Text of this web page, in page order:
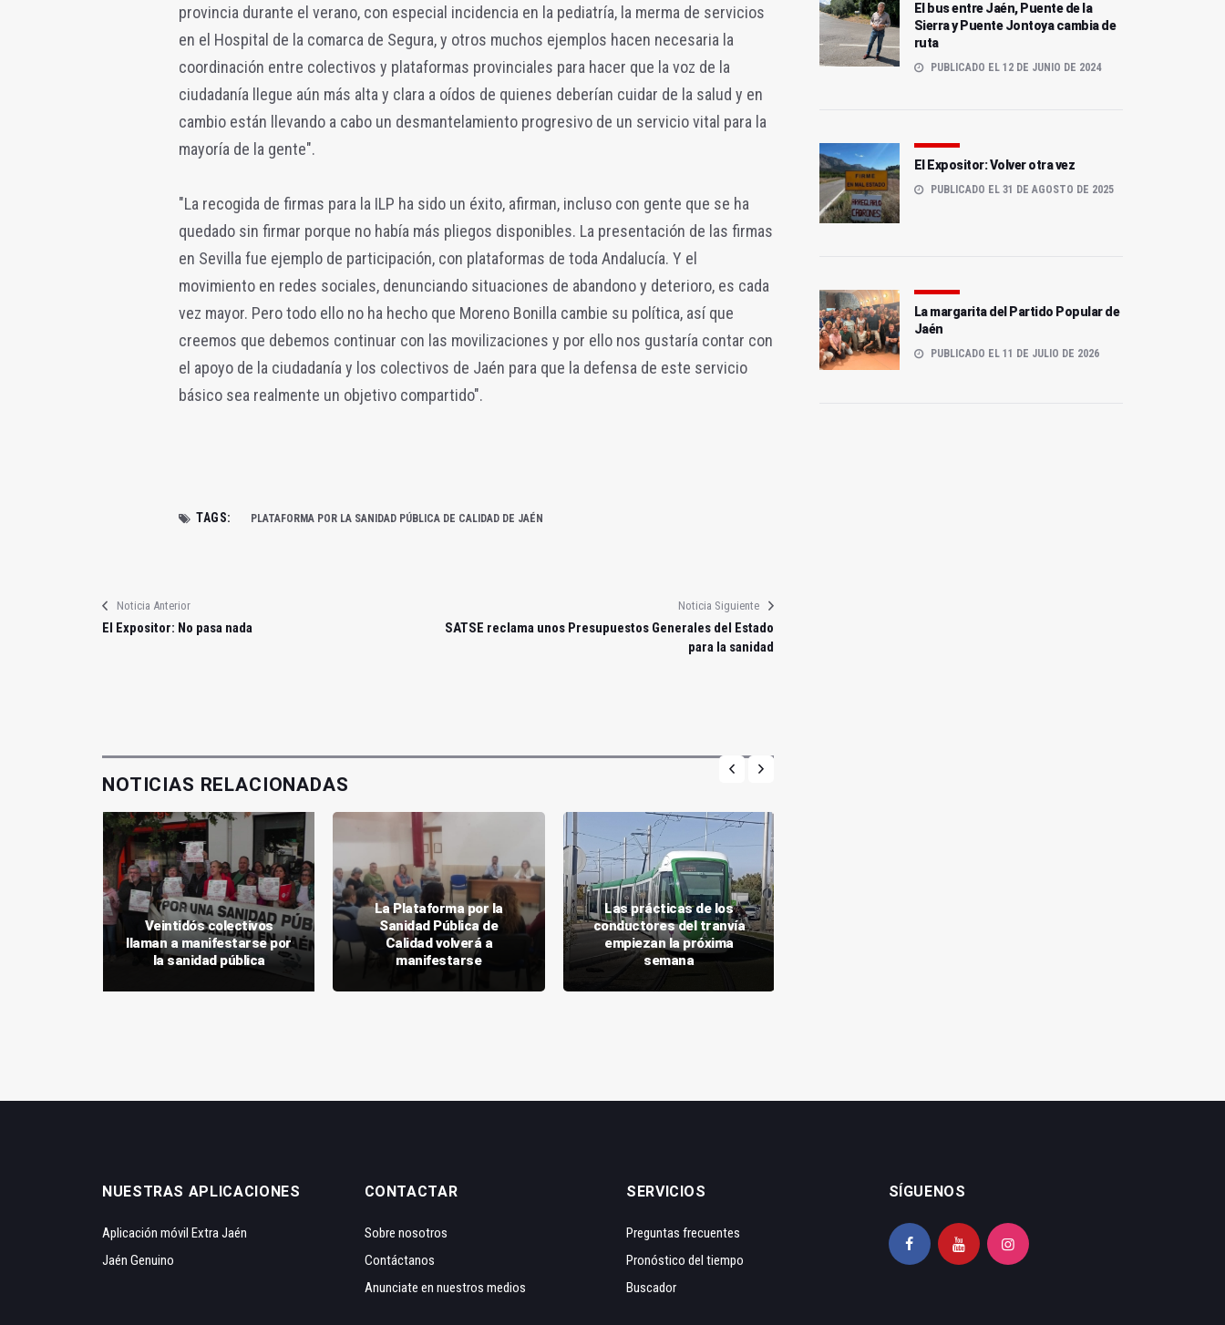
provincia durante el verano, con especial incidencia en la pediatría, la merma de servicios
en el Hospital de la comarca de Segura, y otros muchos ejemplos hacen necesaria la
coordinación entre colectivos y plataformas provinciales para hacer que la voz de la
ciudadanía llegue aún más alta y clara a oídos de quienes deberían cuidar de la salud y en
cambio están llevando a cabo un desmantelamiento progresivo de un servicio vital para la
mayoría de la gente".
"La recogida de firmas para la ILP ha sido un éxito, afirman, incluso con gente que se ha
quedado sin firmar porque no había más pliegos disponibles. La presentación de las firmas
en Sevilla fue ejemplo de participación, con plataformas de toda Andalucía. Y el
movimiento en redes sociales, denunciando situaciones de abandono y deterioro, es cada
vez mayor. Pero todo ello no ha hecho que Moreno Bonilla cambie su política, así que
creemos que debemos continuar con las movilizaciones y por ello nos gustaría contar con
el apoyo de la ciudadanía y los colectivos de Jaén para que la defensa de este servicio
básico sea realmente un objetivo compartido".
TAGS: PLATAFORMA POR LA SANIDAD PÚBLICA DE CALIDAD DE JAÉN
Noticia Anterior
El Expositor: No pasa nada
Noticia Siguiente
SATSE reclama unos Presupuestos Generales del Estado
para la sanidad
NOTICIAS RELACIONADAS
Veintidós colectivos
llaman a manifestarse por
la sanidad pública
La Plataforma por la
Sanidad Pública de
Calidad volverá a
manifestarse
Las prácticas de los
conductores del tranvía
empiezan la próxima
semana
El bus entre Jaén, Puente de la
Sierra y Puente Jontoya cambia de
ruta
PUBLICADO EL 12 DE JUNIO DE 2024
El Expositor: Volver otra vez
PUBLICADO EL 31 DE AGOSTO DE 2025
La margarita del Partido Popular de
Jaén
PUBLICADO EL 11 DE JULIO DE 2026
NUESTRAS APLICACIONES
Aplicación móvil Extra Jaén
Jaén Genuino
CONTACTAR
Sobre nosotros
Contáctanos
Anunciate en nuestros medios
SERVICIOS
Preguntas frecuentes
Pronóstico del tiempo
Buscador
SÍGUENOS